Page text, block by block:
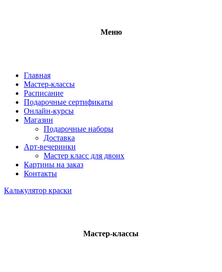
Меню
Главная
Мастер-классы
Расписание
Подарочные сертификаты
Онлайн-курсы
Магазин
Подарочные наборы
Доставка
Арт-вечеринки
Мастер класс для двоих
Картины на заказ
Контакты
Калькулятор краски
Мастер-классы